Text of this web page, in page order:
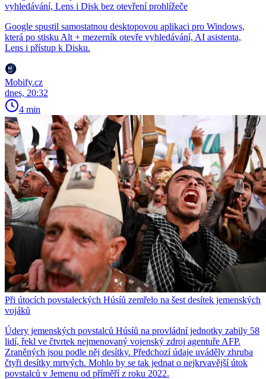
vyhledávání, Lens i Disk bez otevření prohlížeče
Google spustil samostatnou desktopovou aplikaci pro Windows,
která po stisku Alt + mezerník otevře vyhledávání, AI asistenta,
Lens i přístup k Disku.
Mobify.cz
dnes, 20:32
4 min
Při útocích povstaleckých Húsíů zemřelo na šest desítek jemenských
vojáků
Údery jemenských povstalců Húsíů na provládní jednotky zabily 58
lidí, řekl ve čtvrtek nejmenovaný vojenský zdroj agentuře AFP.
Zraněných jsou podle něj desítky. Předchozí údaje uváděly zhruba
čtyři desítky mrtvých. Mohlo by se tak jednat o nejkrvavější útok
povstalců v Jemenu od příměří z roku 2022.